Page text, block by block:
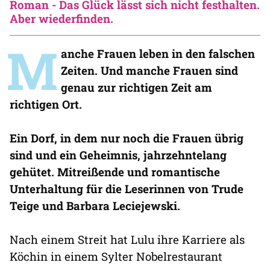
Roman - Das Glück lässt sich nicht festhalten.
Aber wiederfinden.
M anche Frauen leben in den falschen
Zeiten. Und manche Frauen sind
genau zur richtigen Zeit am
richtigen Ort.
Ein Dorf, in dem nur noch die Frauen übrig
sind und ein Geheimnis, jahrzehntelang
gehütet. Mitreißende und romantische
Unterhaltung für die Leserinnen von Trude
Teige und Barbara Leciejewski.
Nach einem Streit hat Lulu ihre Karriere als
Köchin in einem Sylter Nobelrestaurant